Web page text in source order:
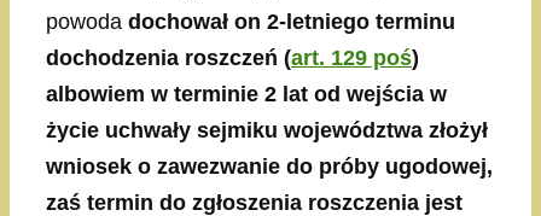
powoda dochował on 2-letniego terminu
dochodzenia roszczeń (art. 129 poś)
albowiem w terminie 2 lat od wejścia w
życie uchwały sejmiku województwa złożył
wniosek o zawezwanie do próby ugodowej,
zaś termin do zgłoszenia roszczenia jest